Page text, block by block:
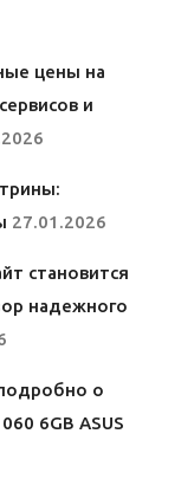
цены на
и
27.01.2026
становится
надежного
о
6GB ASUS